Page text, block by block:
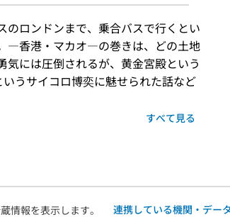
ロンドンまで、乗合バスで行くとい
―香港・マカオ―の巻きは、どの土地
には圧倒されるが、黄金宮殿という
うサイコロ博奕に魅せられた話など
すべて見る
情報を表示します。
連携している機関・デー